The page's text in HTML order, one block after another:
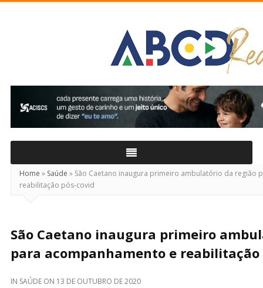
Home » Saúde » São Caetano inaugura primeiro ambulatório da região
reabilitação pós-covid
São Caetano inaugura primeiro
para acompanhamento e reabilitação
IN SAÚDE ON 13 DE OUTUBRO DE 2020